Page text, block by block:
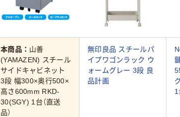
本商品： 山善
(YAMAZEN) スチール
サイドキャビネット
3段 幅300×奥行500×
高さ600mm RKD-
30(SGY) 1台（直送
品）
無印良品 スチールパ
イプワゴンラック ウ
ォームグレー 3段 良
品計画
1